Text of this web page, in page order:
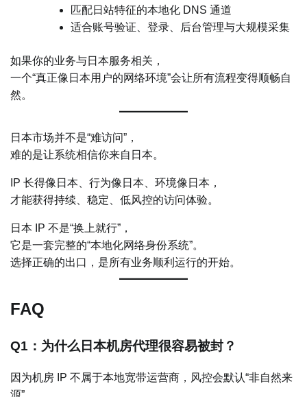
匹配日站特征的本地化 DNS 通道
适合账号验证、登录、后台管理与大规模采集
如果你的业务与日本服务相关，
一个“真正像日本用户的网络环境”会让所有流程变得顺畅自
然。
日本市场并不是“难访问”，
难的是让系统相信你来自日本。
IP 长得像日本、行为像日本、环境像日本，
才能获得持续、稳定、低风控的访问体验。
日本 IP 不是“换上就行”，
它是一套完整的“本地化网络身份系统”。
选择正确的出口，是所有业务顺利运行的开始。
FAQ
Q1：为什么日本机房代理很容易被封？
因为机房 IP 不属于本地宽带运营商，风控会默认“非自然来
源”。